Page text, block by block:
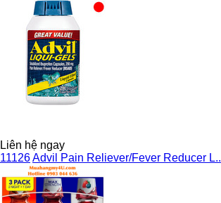
Liên hệ ngay
11126Advil Pain Reliever/Fever Reducer L..